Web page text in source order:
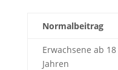
Normalbeitrag
Erwachsene ab 18
Jahren